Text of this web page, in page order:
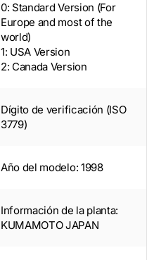
0: Standard Version (For
Europe and most of the
world)
1: USA Version
2: Canada Version
Dígito de verificación (ISO
3779)
Año del modelo: 1998
Información de la planta:
KUMAMOTO JAPAN